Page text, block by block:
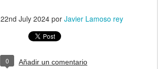
22nd July 2024por Javier Lamoso rey
0 Añadir un comentario